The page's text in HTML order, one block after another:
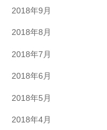
2018年9月
2018年8月
2018年7月
2018年6月
2018年5月
2018年4月